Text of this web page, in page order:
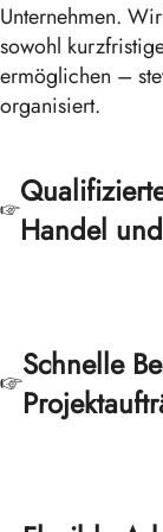
Unternehmen.
sowohl
ermöglichen –
organisiert.
Handel
Schnelle